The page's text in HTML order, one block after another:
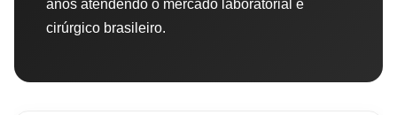
anos atendendo o mercado laboratorial e
cirúrgico brasileiro.